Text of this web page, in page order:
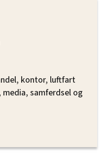
kontor, luftfart
samferdsel og